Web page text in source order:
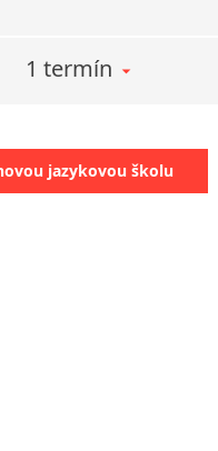
1 termín
jazykovou školu